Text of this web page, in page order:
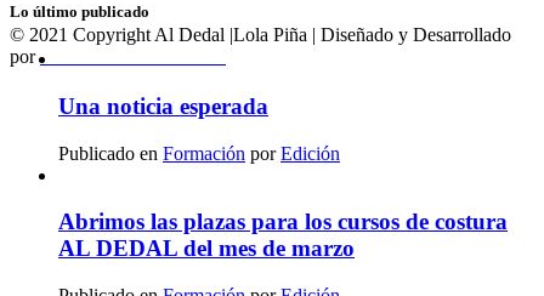
Lo último publicado
Una noticia esperada
Publicado en Formación porEdición
Abrimos las plazas para los cursos de costura
AL DEDAL del mes de marzo
© 2021 Copyright Al Dedal |Lola Piña | Diseñado y Desarrollado
porMasMediaCanarias.com